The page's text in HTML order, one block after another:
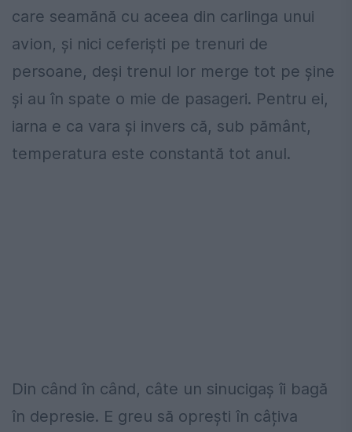
care seamănă cu aceea din carlinga unui
avion, și nici ceferiști pe trenuri de
persoane, deși trenul lor merge tot pe șine
și au în spate o mie de pasageri. Pentru ei,
iarna e ca vara și invers că, sub pământ,
temperatura este constantă tot anul.
Din când în când, câte un sinucigaș îi bagă
în depresie. E greu să oprești în câțiva